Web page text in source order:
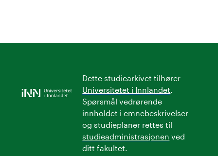
Dette studiearkivet tilhører
Universitetet i Innlandet
Spørsmål vedrørende
innholdet i emnebeskrivelser
og studieplaner rettes til
studieadministrasjonen ved
ditt fakultet.